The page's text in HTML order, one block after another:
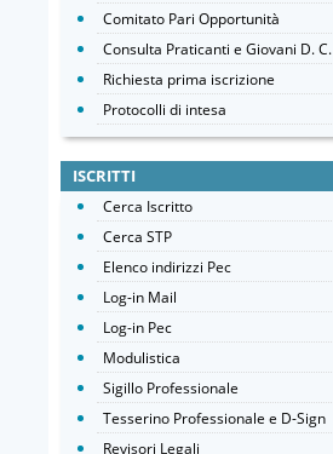
Comitato Pari Opportunità
Consulta Praticanti e Giovani D. C.
Richiesta prima iscrizione
Protocolli di intesa
ISCRITTI
Cerca Iscritto
Cerca STP
Elenco indirizzi Pec
Log-in Mail
Log-in Pec
Modulistica
Sigillo Professionale
Tesserino Professionale e D-Sign
Revisori Legali